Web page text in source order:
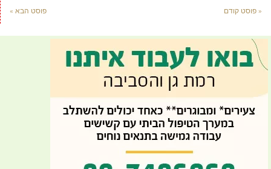
« פוסט קודם פוסט הבא »